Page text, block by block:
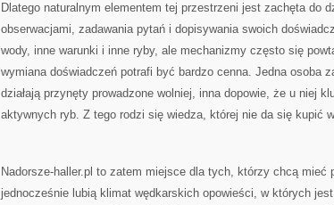
Dlatego naturalnym elementem tej przestrzeni jest zachęta do
obserwacjami, zadawania pytań i dopisywania swoich
wody, inne warunki i inne ryby, ale mechanizmy często się
wymiana doświadczeń potrafi być bardzo cenna. Jedna osoba
działają przynęty prowadzone wolniej, inna dopowie, że u niej
aktywnych ryb. Z tego rodzi się wiedza, której nie da się kupić
Nadorsze-haller.pl to zatem miejsce dla tych, którzy chcą mieć
jednocześnie lubią klimat wędkarskich opowieści, w których